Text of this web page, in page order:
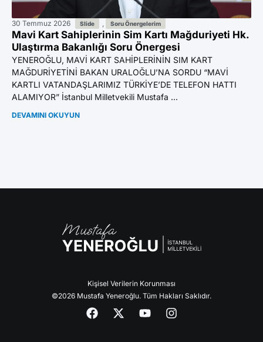
30 Temmuz 2026 Slide , Soru Önergelerim
Mavi Kart Sahiplerinin Sim Kartı Mağduriyeti Hk.
Ulaştırma Bakanlığı Soru Önergesi
YENEROĞLU, MAVİ KART SAHİPLERİNİN SIM KART
MAĞDURİYETİNİ BAKAN URALOĞLU’NA SORDU “MAVİ
KARTLI VATANDAŞLARIMIZ TÜRKİYE’DE TELEFON HATTI
ALAMIYOR” İstanbul Milletvekili Mustafa ...
DEVAMINI OKUYUN
Kişisel Verilerin Korunması
©2026 Mustafa Yeneroğlu. Tüm Hakları Saklıdır.